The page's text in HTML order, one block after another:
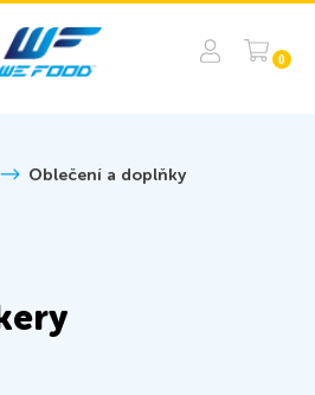
0
Oblečení a doplňky